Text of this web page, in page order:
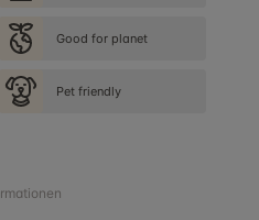
Good for planet
Pet friendly